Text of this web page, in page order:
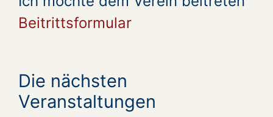
Beitrittsformular
Die nächsten
Veranstaltungen